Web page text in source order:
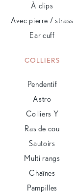
À clips
Avec pierre / strass
Ear cuff
COLLIERS
Pendentif
Astro
Colliers Y
Ras de cou
Sautoirs
Multi rangs
Chaînes
Pampilles